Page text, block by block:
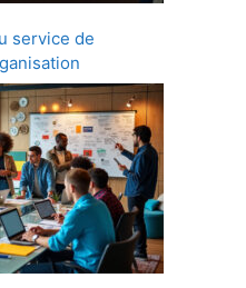
service de